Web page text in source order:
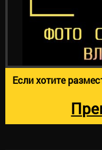
Если хотите